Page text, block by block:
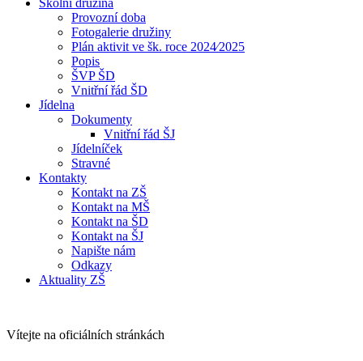
Školní družina
Provozní doba
Fotogalerie družiny
Plán aktivit ve šk. roce 2024⁄2025
Popis
ŠVP ŠD
Vnitřní řád ŠD
Jídelna
Dokumenty
Vnitřní řád ŠJ
Jídelníček
Stravné
Kontakty
Kontakt na ZŠ
Kontakt na MŠ
Kontakt na ŠD
Kontakt na ŠJ
Napište nám
Odkazy
Aktuality ZŠ
Vítejte na oficiálních stránkách